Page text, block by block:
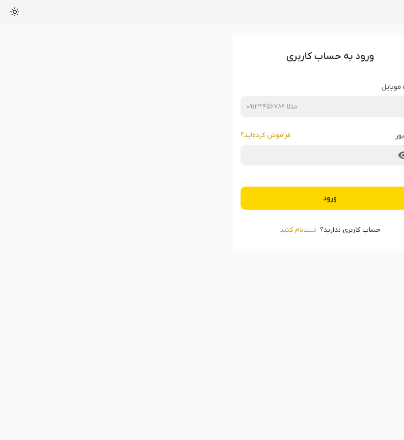
ورود به حساب کاربری
موبایل
فراموش کرده‌‌اید؟
ورود
حساب کاربری ندارید؟ ثبت‌‌نام کنید